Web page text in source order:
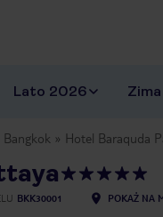
Lato 2026
Bangkok Hotel Baraquda
BKK30001 POKAŻ NA